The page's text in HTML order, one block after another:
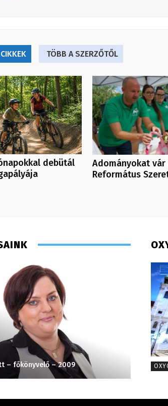
TÖBB A SZERZŐTŐL
debütál
Adományokat vár
Református
– főkönyvelő – 2009 Szabó